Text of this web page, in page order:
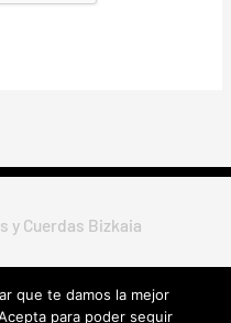
y Cuerdas Bizkaia
|Aviso Legal|Envío,
que te damos la mejor
para poder seguir